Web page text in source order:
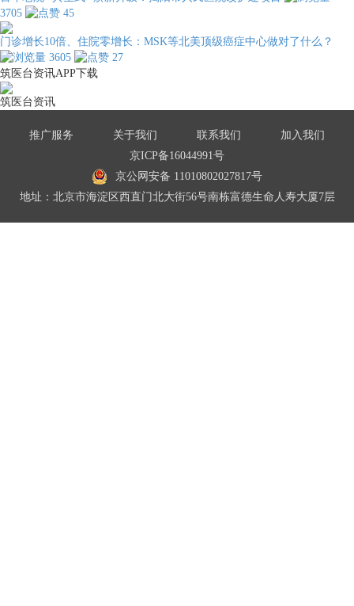
3705
45
门诊增长10倍、住院零增长：MSK等北美顶级癌症中心做对了什么？
3605
27
筑医台资讯APP下载
筑医台资讯
推广服务 关于我们 联系我们
加入我们
京ICP备16044991号
京公网安备 11010802027817号
地址：北京市海淀区西直门北大街56号南栋富德生命人寿大厦7层